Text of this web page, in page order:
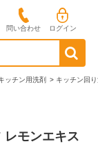
問い合わせ ログイン
ッチン用洗剤 > キッチン回
レモンエキス